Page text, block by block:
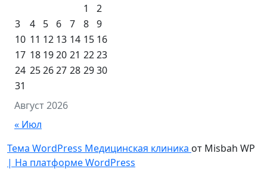
Август 2026
1
2
3
4 5 6 7 8 9
10 11 12 13 14 15 16
17 18 1920 21 2223
24 252627 28 2930
31
« Июл
Тема WordPress Медицинская клиника от Misbah WP
| На платформе WordPress